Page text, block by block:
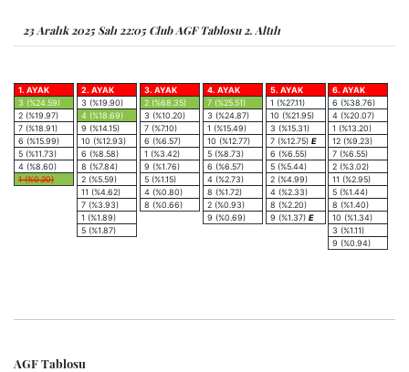
23 Aralık 2025 Salı 22:05 Club AGF Tablosu 2. Altılı
1. AYAK
3 (%24.59)
2 (%19.97)
7 (%18.91)
6 (%15.99)
5 (%11.73)
4 (%8.60)
1 (%0.20)
2. AYAK
3 (%19.90)
4 (%18.69)
9 (%14.15)
10 (%12.93)
6 (%8.58)
8 (%7.84)
2 (%5.59)
11 (%4.62)
7 (%3.93)
1 (%1.89)
5 (%1.87)
3. AYAK
2 (%68.35)
3 (%10.20)
7 (%7.10)
6 (%6.57)
1 (%3.42)
9 (%1.76)
5 (%1.15)
4 (%0.80)
8 (%0.66)
4. AYAK
7 (%25.51)
3 (%24.87)
1 (%15.49)
10 (%12.77)
5 (%8.73)
6 (%6.57)
4 (%2.73)
8 (%1.72)
2 (%0.93)
9 (%0.69)
5. AYAK
1 (%27.11)
10 (%21.95)
3 (%15.31)
7 (%12.75) E
6 (%6.55)
5 (%5.44)
2 (%4.99)
4 (%2.33)
8 (%2.20)
9 (%1.37) E
6. AYAK
6 (%38.76)
4 (%20.07)
1 (%13.20)
12 (%9.23)
7 (%6.55)
2 (%3.02)
11 (%2.95)
5 (%1.44)
8 (%1.40)
10 (%1.34)
3 (%1.11)
9 (%0.94)
AGF Tablosu